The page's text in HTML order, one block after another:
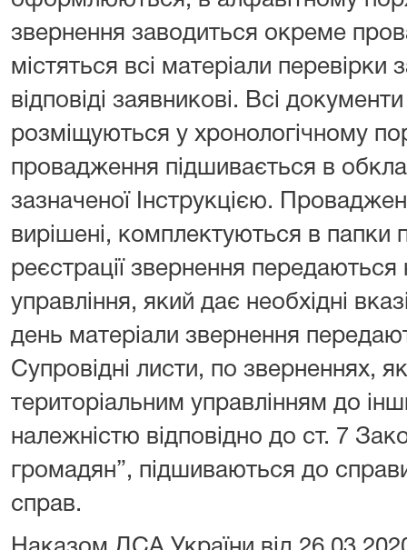
звернення заводиться окреме
містяться всі матеріали перевірки
відповіді заявникові. Всі
розміщуються у хронологічному
провадження підшивається в
зазначеної Інструкцією.
вирішені, комплектуються в папки
реєстрації звернення
управління, який дає необхідні
день матеріали звернення
Супровідні листи, по зверненнях,
територіальним управлінням до
належністю відповідно до ст. 7
громадян”, підшиваються до
справ.